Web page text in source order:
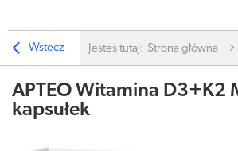
Wstecz Jesteś tutaj: Strona główna
APTEO Witamina D3+K2
kapsułek